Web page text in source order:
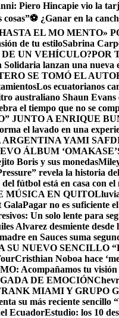
Piero Hincapie vio la
⚽ ¿Ganar en la
EL MO MENTO»
de tu estiloSabrina
UN VEHÍCULO?POR
lanzan una
SE TOMÓ EL
Los ecuatorianos
australiano Shaun
el tiempo que no se
JUNTO A ENRIQUE
el lavado en una
YAMI
ÁLBUM ‘OMAKASE’
Boris y sus monedas
revela la historia
fútbol está en casa con
MÚSICA EN QUITO
GalaPagar no es suficiente
Un solo lente para
Alvarez desmiente
en Sauces suma
SU NUEVO SENCILLO
Cristhian Noboa hace
Acompañamos tu
DE EMOCIÓN
MIAMI Y GRUPO
su más reciente sencillo
EcuadorEstudio: los 10